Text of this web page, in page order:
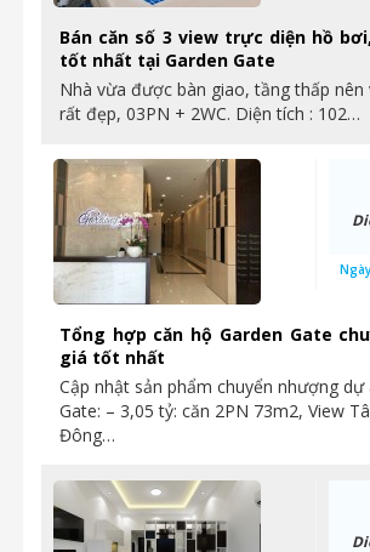
Bán căn số 3 view trực diện hồ
tốt nhất tại Garden Gate
Nhà vừa được bàn giao, tầng thấp nên
rất đẹp, 03PN + 2WC. Diện tích : 102…
Tổng hợp căn hộ Garden Gate
giá tốt nhất
Cập nhật sản phẩm chuyển nhượng dự
Gate: – 3,05 tỷ: căn 2PN 73m2, View
Đông…